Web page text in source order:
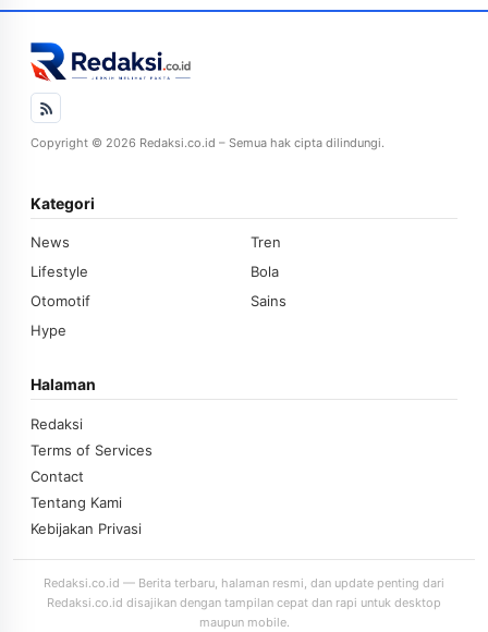
Copyright © 2026 Redaksi.co.id – Semua hak cipta dilindungi.
Kategori
News
Tren
Lifestyle
Bola
Otomotif
Sains
Hype
Halaman
Redaksi
Terms of Services
Contact
Tentang Kami
Kebijakan Privasi
Redaksi.co.id — Berita terbaru, halaman resmi, dan update penting dari
Redaksi.co.id disajikan dengan tampilan cepat dan rapi untuk desktop
maupun mobile.